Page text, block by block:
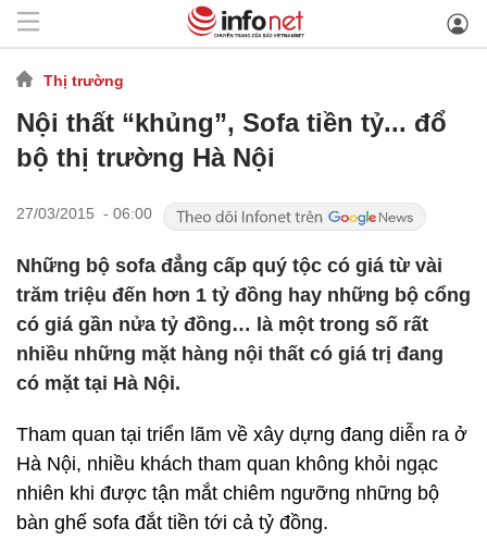
Thị trường
Nội thất “khủng”, Sofa tiền tỷ... đổ
bộ thị trường Hà Nội
27/03/2015 - 06:00
Những bộ sofa đẳng cấp quý tộc có giá từ vài
trăm triệu đến hơn 1 tỷ đồng hay những bộ cổng
có giá gần nửa tỷ đồng… là một trong số rất
nhiều những mặt hàng nội thất có giá trị đang
có mặt tại Hà Nội.
Tham quan tại triển lãm về xây dựng đang diễn ra ở
Hà Nội, nhiều khách tham quan không khỏi ngạc
nhiên khi được tận mắt chiêm ngưỡng những bộ
bàn ghế sofa đắt tiền tới cả tỷ đồng.